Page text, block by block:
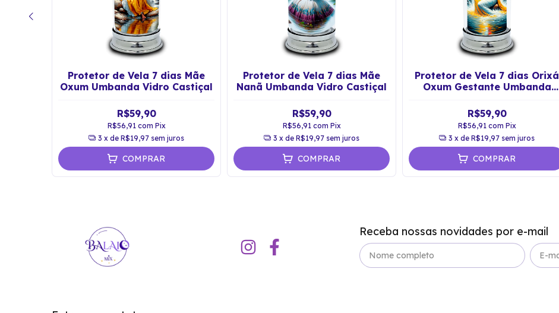
Protetor de Vela 7 dias Mãe
Oxum Umbanda Vidro Castiçal
R$59,90
R$56,91 com Pix
3 x de R$19,97 sem juros
COMPRAR
Protetor de Vela 7 dias Mãe
Nanã Umbanda Vidro Castiçal
R$59,90
R$56,91 com Pix
3 x de R$19,97 sem juros
COMPRAR
Protetor de Vela 7 dias Orixá
Oxum Gestante Umbanda
R$59,90
R$56,91 com Pix
3 x de R$19,97 sem juros
COMPRAR
Receba nossas novidades por e-mail